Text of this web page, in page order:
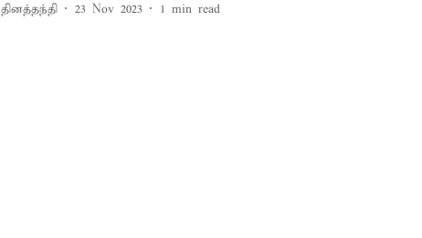
தினத்தந்தி 23 Nov 2023 1 min read